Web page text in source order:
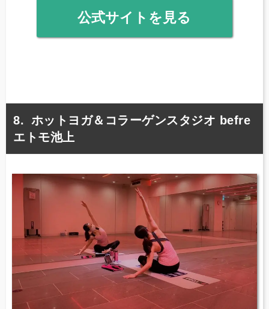
公式サイトを見る
ホットヨガ＆コラーゲンスタジオ befre
エトモ池上